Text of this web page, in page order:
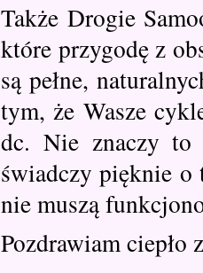
Także Drogie
które przygodę z
są pełne,
tym, że Wasze
dc. Nie znaczy
świadczy pięknie o
nie muszą
Pozdrawiam ciepło